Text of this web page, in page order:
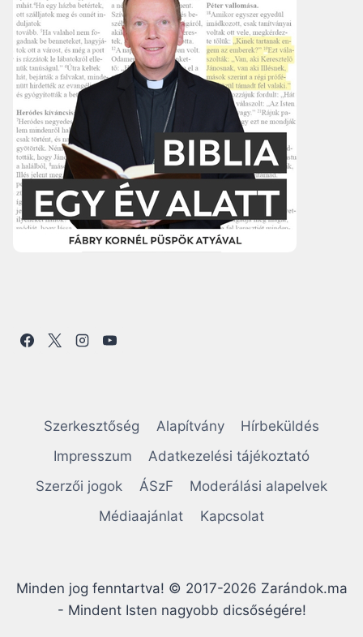
Szerkesztőség Alapítvány
Hírbeküldés
Impresszum
Adatkezelési tájékoztató
Szerzői jogok
ÁSzF
Moderálási alapelvek
Médiaajánlat
Kapcsolat
Minden jog fenntartva! © 2017-2026 Zarándok.ma
- Mindent Isten nagyobb dicsőségére!